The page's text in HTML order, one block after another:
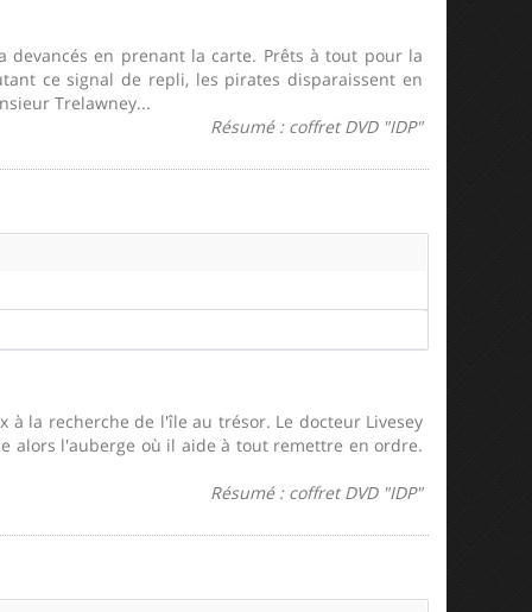
en prenant la carte. Prêts à tout pour la
ce signal de repli, les pirates disparaissent en
Trelawney...
Résumé : coffret DVD "IDP"
à la recherche de l'île au trésor. Le docteur Livesey
alors l'auberge où il aide à tout remettre en ordre.
Résumé : coffret DVD "IDP"